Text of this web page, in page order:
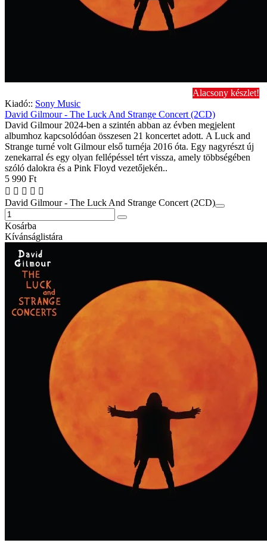
Alacsony készlet!
Kiadó:: Sony Music
David Gilmour - The Luck And Strange Concert (2CD)
David Gilmour 2024-ben a szintén abban az évben megjelent
albumhoz kapcsolódóan összesen 21 koncertet adott. A Luck and
Strange turné volt Gilmour első turnéja 2016 óta. Egy nagyrészt új
zenekarral és egy olyan fellépéssel tért vissza, amely többségében
szóló dalokra és a Pink Floyd vezetőjekén..
5 990 Ft
David Gilmour - The Luck And Strange Concert (2CD)
Kosárba
Kívánságlistára